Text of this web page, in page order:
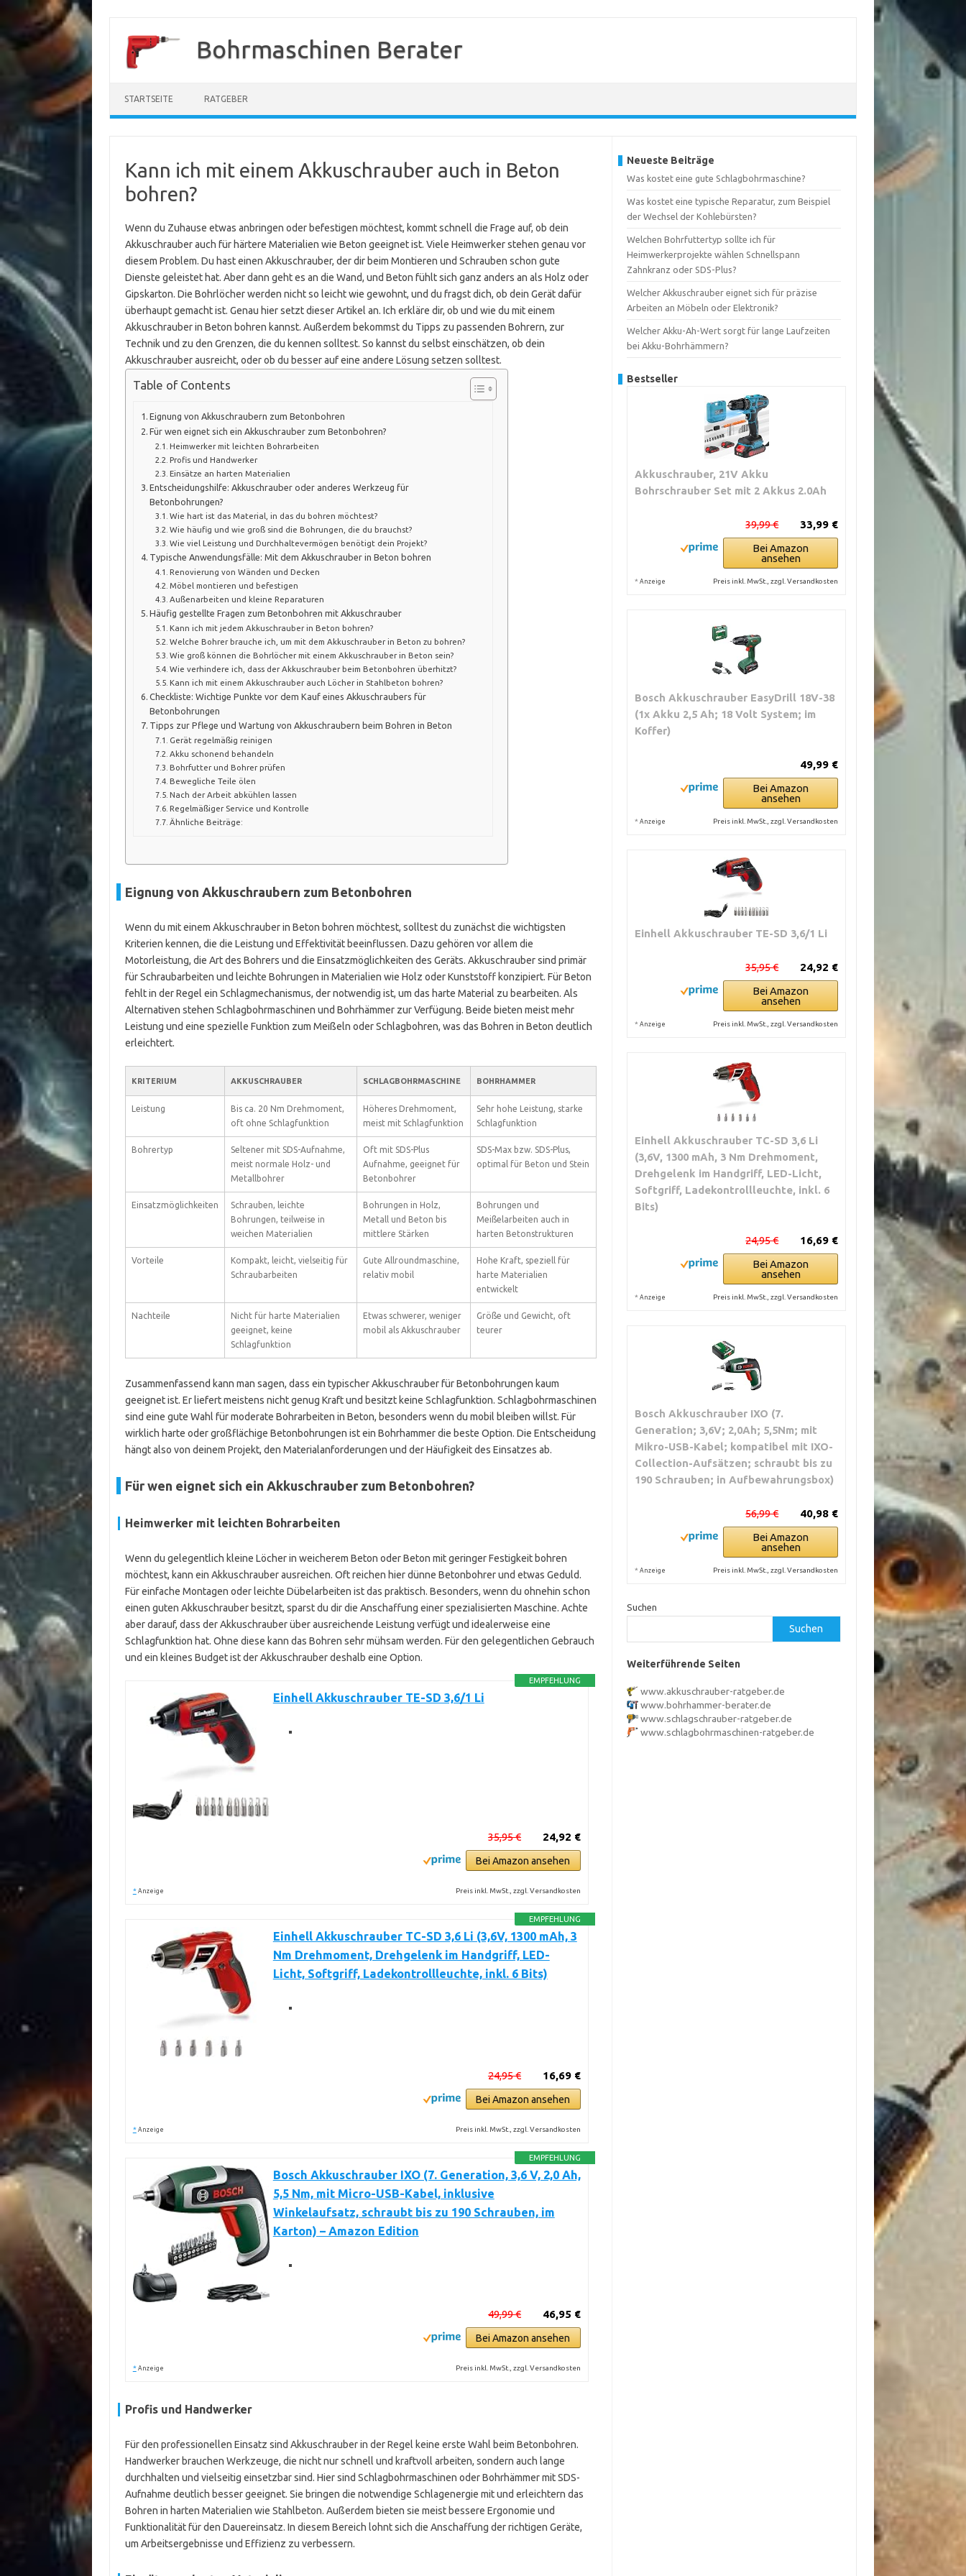
springen
Bohrmaschinen Berater
STARTSEITE RATGEBER
Kann ich mit einem Akkuschrauber auch in Beton
bohren?
Wenn du Zuhause etwas anbringen oder befestigen möchtest, kommt schnell die Frage auf, ob dein
Akkuschrauber auch für härtere Materialien wie Beton geeignet ist. Viele Heimwerker stehen genau vor
diesem Problem. Du hast einen Akkuschrauber, der dir beim Montieren und Schrauben schon gute
Dienste geleistet hat. Aber dann geht es an die Wand, und Beton fühlt sich ganz anders an als Holz oder
Gipskarton. Die Bohrlöcher werden nicht so leicht wie gewohnt, und du fragst dich, ob dein Gerät dafür
überhaupt gemacht ist. Genau hier setzt dieser Artikel an. Ich erkläre dir, ob und wie du mit einem
Akkuschrauber in Beton bohren kannst. Außerdem bekommst du Tipps zu passenden Bohrern, zur
Technik und zu den Grenzen, die du kennen solltest. So kannst du selbst einschätzen, ob dein
Akkuschrauber ausreicht, oder ob du besser auf eine andere Lösung setzen solltest.
Table of Contents
Eignung von Akkuschraubern zum Betonbohren
Für wen eignet sich ein Akkuschrauber zum Betonbohren?
Heimwerker mit leichten Bohrarbeiten
Profis und Handwerker
Einsätze an harten Materialien
Entscheidungshilfe: Akkuschrauber oder anderes Werkzeug für
Betonbohrungen?
Wie hart ist das Material, in das du bohren möchtest?
Wie häufig und wie groß sind die Bohrungen, die du brauchst?
Wie viel Leistung und Durchhaltevermögen benötigt dein Projekt?
Typische Anwendungsfälle: Mit dem Akkuschrauber in Beton bohren
Renovierung von Wänden und Decken
Möbel montieren und befestigen
Außenarbeiten und kleine Reparaturen
Häufig gestellte Fragen zum Betonbohren mit Akkuschrauber
Kann ich mit jedem Akkuschrauber in Beton bohren?
Welche Bohrer brauche ich, um mit dem Akkuschrauber in Beton zu bohren?
Wie groß können die Bohrlöcher mit einem Akkuschrauber in Beton sein?
Wie verhindere ich, dass der Akkuschrauber beim Betonbohren überhitzt?
Kann ich mit einem Akkuschrauber auch Löcher in Stahlbeton bohren?
Checkliste: Wichtige Punkte vor dem Kauf eines Akkuschraubers für
Betonbohrungen
Tipps zur Pflege und Wartung von Akkuschraubern beim Bohren in Beton
Gerät regelmäßig reinigen
Akku schonend behandeln
Bohrfutter und Bohrer prüfen
Bewegliche Teile ölen
Nach der Arbeit abkühlen lassen
Regelmäßiger Service und Kontrolle
Ähnliche Beiträge:
Eignung von Akkuschraubern zum Betonbohren
Wenn du mit einem Akkuschrauber in Beton bohren möchtest, solltest du zunächst die wichtigsten
Kriterien kennen, die die Leistung und Effektivität beeinflussen. Dazu gehören vor allem die
Motorleistung, die Art des Bohrers und die Einsatzmöglichkeiten des Geräts. Akkuschrauber sind primär
für Schraubarbeiten und leichte Bohrungen in Materialien wie Holz oder Kunststoff konzipiert. Für Beton
fehlt in der Regel ein Schlagmechanismus, der notwendig ist, um das harte Material zu bearbeiten. Als
Alternativen stehen Schlagbohrmaschinen und Bohrhämmer zur Verfügung. Beide bieten meist mehr
Leistung und eine spezielle Funktion zum Meißeln oder Schlagbohren, was das Bohren in Beton deutlich
erleichtert.
KRITERIUM AKKUSCHRAUBER SCHLAGBOHRMASCHINE BOHRHAMMER
Leistung
Bis ca. 20 Nm Drehmoment,
oft ohne Schlagfunktion
Höheres Drehmoment,
meist mit Schlagfunktion
Sehr hohe Leistung, starke
Schlagfunktion
Bohrertyp
Seltener mit SDS-Aufnahme,
meist normale Holz- und
Metallbohrer
Oft mit SDS-Plus
Aufnahme, geeignet für
Betonbohrer
SDS-Max bzw. SDS-Plus,
optimal für Beton und Stein
Einsatzmöglichkeiten
Schrauben, leichte
Bohrungen, teilweise in
weichen Materialien
Bohrungen in Holz,
Metall und Beton bis
mittlere Stärken
Bohrungen und
Meißelarbeiten auch in
harten Betonstrukturen
Vorteile
Kompakt, leicht, vielseitig für
Schraubarbeiten
Gute Allroundmaschine,
relativ mobil
Hohe Kraft, speziell für
harte Materialien
entwickelt
Nachteile
Nicht für harte Materialien
geeignet, keine
Schlagfunktion
Etwas schwerer, weniger
mobil als Akkuschrauber
Größe und Gewicht, oft
teurer
Zusammenfassend kann man sagen, dass ein typischer Akkuschrauber für Betonbohrungen kaum
geeignet ist. Er liefert meistens nicht genug Kraft und besitzt keine Schlagfunktion. Schlagbohrmaschinen
sind eine gute Wahl für moderate Bohrarbeiten in Beton, besonders wenn du mobil bleiben willst. Für
wirklich harte oder großflächige Betonbohrungen ist ein Bohrhammer die beste Option. Die Entscheidung
hängt also von deinem Projekt, den Materialanforderungen und der Häufigkeit des Einsatzes ab.
Für wen eignet sich ein Akkuschrauber zum Betonbohren?
Heimwerker mit leichten Bohrarbeiten
Wenn du gelegentlich kleine Löcher in weicherem Beton oder Beton mit geringer Festigkeit bohren
möchtest, kann ein Akkuschrauber ausreichen. Oft reichen hier dünne Betonbohrer und etwas Geduld.
Für einfache Montagen oder leichte Dübelarbeiten ist das praktisch. Besonders, wenn du ohnehin schon
einen guten Akkuschrauber besitzt, sparst du dir die Anschaffung einer spezialisierten Maschine. Achte
aber darauf, dass der Akkuschrauber über ausreichende Leistung verfügt und idealerweise eine
Schlagfunktion hat. Ohne diese kann das Bohren sehr mühsam werden. Für den gelegentlichen Gebrauch
und ein kleines Budget ist der Akkuschrauber deshalb eine Option.
EMPFEHLUNG
Einhell Akkuschrauber TE-SD 3,6/1 Li
24,92 €
35,95 €
Bei Amazon ansehen
* Anzeige Preis inkl. MwSt., zzgl. Versandkosten
EMPFEHLUNG
Einhell Akkuschrauber TC-SD 3,6 Li (3,6V, 1300 mAh, 3
Nm Drehmoment, Drehgelenk im Handgriff, LED-
Licht, Softgriff, Ladekontrollleuchte, inkl. 6 Bits)
16,69 €
24,95 €
Bei Amazon ansehen
* Anzeige Preis inkl. MwSt., zzgl. Versandkosten
EMPFEHLUNG
Bosch Akkuschrauber IXO (7. Generation, 3,6 V, 2,0 Ah,
5,5 Nm, mit Micro-USB-Kabel, inklusive
Winkelaufsatz, schraubt bis zu 190 Schrauben, im
Karton) – Amazon Edition
46,95 €
49,99 €
Bei Amazon ansehen
* Anzeige Preis inkl. MwSt., zzgl. Versandkosten
Profis und Handwerker
Für den professionellen Einsatz sind Akkuschrauber in der Regel keine erste Wahl beim Betonbohren.
Handwerker brauchen Werkzeuge, die nicht nur schnell und kraftvoll arbeiten, sondern auch lange
durchhalten und vielseitig einsetzbar sind. Hier sind Schlagbohrmaschinen oder Bohrhämmer mit SDS-
Aufnahme deutlich besser geeignet. Sie bringen die notwendige Schlagenergie mit und erleichtern das
Bohren in harten Materialien wie Stahlbeton. Außerdem bieten sie meist bessere Ergonomie und
Funktionalität für den Dauereinsatz. In diesem Bereich lohnt sich die Anschaffung der richtigen Geräte,
um Arbeitsergebnisse und Effizienz zu verbessern.
Neueste Beiträge
Was kostet eine gute Schlagbohrmaschine?
Was kostet eine typische Reparatur, zum Beispiel
der Wechsel der Kohlebürsten?
Welchen Bohrfuttertyp sollte ich für
Heimwerkerprojekte wählen Schnellspann
Zahnkranz oder SDS-Plus?
Welcher Akkuschrauber eignet sich für präzise
Arbeiten an Möbeln oder Elektronik?
Welcher Akku-Ah-Wert sorgt für lange Laufzeiten
bei Akku-Bohrhämmern?
Bestseller
Akkuschrauber, 21V Akku
Bohrschrauber Set mit 2 Akkus 2.0Ah
33,99 €
39,99 €
Bei Amazon
ansehen
* Anzeige Preis inkl. MwSt., zzgl. Versandkosten
Bosch Akkuschrauber EasyDrill 18V-38
(1x Akku 2,5 Ah; 18 Volt System; im
Koffer)
49,99 €
Bei Amazon
ansehen
* Anzeige Preis inkl. MwSt., zzgl. Versandkosten
Einhell Akkuschrauber TE-SD 3,6/1 Li
24,92 €
35,95 €
Bei Amazon
ansehen
* Anzeige Preis inkl. MwSt., zzgl. Versandkosten
Einhell Akkuschrauber TC-SD 3,6 Li
(3,6V, 1300 mAh, 3 Nm Drehmoment,
Drehgelenk im Handgriff, LED-Licht,
Softgriff, Ladekontrollleuchte, inkl. 6
Bits)
16,69 €
24,95 €
Bei Amazon
ansehen
* Anzeige Preis inkl. MwSt., zzgl. Versandkosten
Bosch Akkuschrauber IXO (7.
Generation; 3,6V; 2,0Ah; 5,5Nm; mit
Mikro-USB-Kabel; kompatibel mit IXO-
Collection-Aufsätzen; schraubt bis zu
190 Schrauben; in Aufbewahrungsbox)
40,98 €
56,99 €
Bei Amazon
ansehen
* Anzeige Preis inkl. MwSt., zzgl. Versandkosten
Suchen
Suchen
Weiterführende Seiten
www.akkuschrauber-ratgeber.de
www.bohrhammer-berater.de
www.schlagschrauber-ratgeber.de
www.schlagbohrmaschinen-ratgeber.de